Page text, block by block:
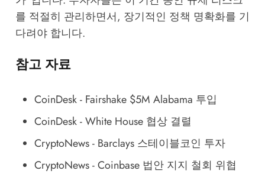
를 적절히 관리하면서, 장기적인 정책 명확화를 기
다려야 합니다.
참고 자료
CoinDesk - Fairshake $5M Alabama 투입
CoinDesk - White House 협상 결렬
CryptoNews - Barclays 스테이블코인 투자
CryptoNews - Coinbase 법안 지지 철회 위협